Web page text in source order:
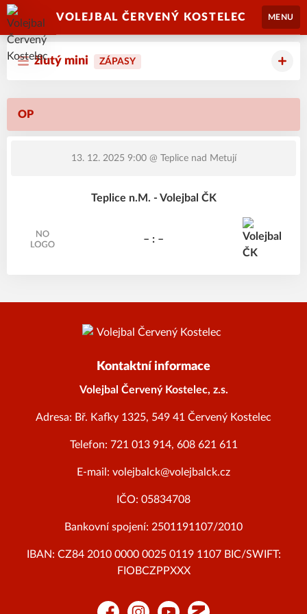
VOLEJBAL ČERVENÝ KOSTELEC MENU
žlutý mini ZÁPASY
OP
13. 12. 2025 9:00@ Teplice nad Metují
Teplice n.M. - Volejbal ČK
– : –
Kontaktní informace
Volejbal Červený Kostelec, z.s.
Adresa: Bř. Kafky 1325, 549 41 Červený Kostelec
Telefon: 721 013 914, 608 621 611
E-mail: volejbalck@volejbalck.cz
IČO: 05834708
Bankovní spojení: 2501191107/2010
IBAN: CZ84 2010 0000 0025 0119 1107 BIC/SWIFT:
FIOBCZPPXXX